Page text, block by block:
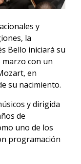
y
la
Bello iniciará su
con un
en
su nacimiento.
y dirigida
de
uno de los
programación